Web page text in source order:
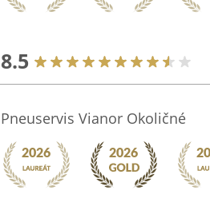
8.5
Pneuservis Vianor Okoličné